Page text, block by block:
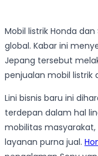
Mobil listrik Honda
global. Kabar ini
Jepang tersebut
penjualan mobil listrik
Lini bisnis baru ini
terdepan dalam hal
mobilitas
layanan purna jual.